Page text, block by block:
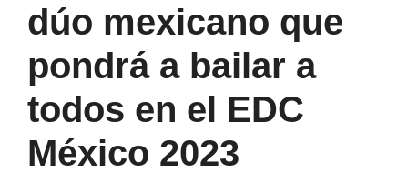
dúo mexicano que
pondrá a bailar a
todos en el EDC
México 2023